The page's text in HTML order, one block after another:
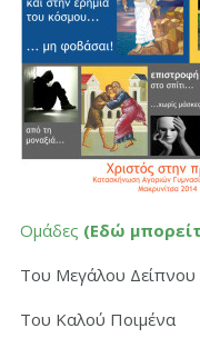
Ομάδες (Εδώ
Του Μεγάλου Δείπνου
Του Καλού Ποιμένα